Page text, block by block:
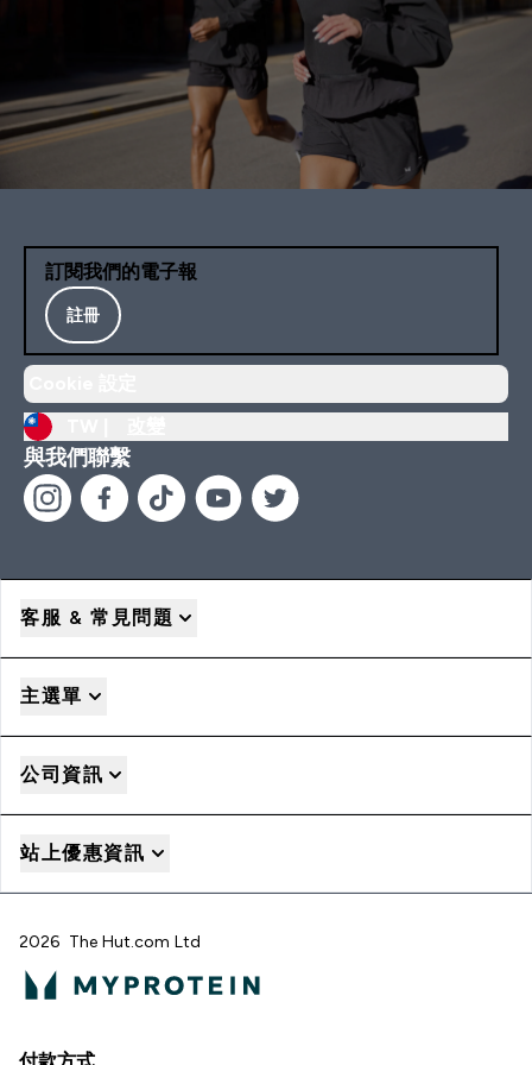
訂閱我們的電子報
註冊
與我們聯繫
客服 & 常見問題
主選單
公司資訊
站上優惠資訊
2026 The Hut.com Ltd
付款方式